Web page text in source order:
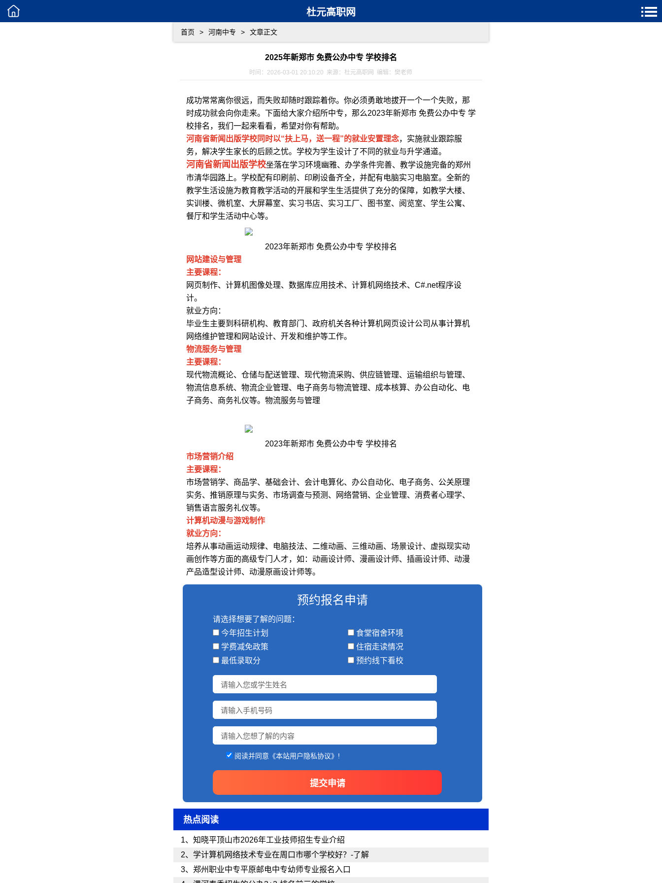
杜元高职网
首页 > 河南中专 > 文章正文
2025年新郑市 免费公办中专 学校排名
时间：2026-03-01 20:10:20 来源：杜元高职网 编辑：樊老师
成功常常离你很远，而失败却随时跟踪着你。你必须勇敢地拔开一个一个失败，那
时成功就会向你走来。下面给大家介绍所中专，那么2023年新郑市 免费公办中专 学
校排名，我们一起来看看，希望对你有帮助。
河南省新闻出版学校同时以“扶上马，送一程”的就业安置理念，实施就业跟踪服
务，解决学生家长的后顾之忧。学校为学生设计了不同的就业与升学通道。
河南省新闻出版学校坐落在学习环境幽雅、办学条件完善、教学设施完备的郑州
市清华园路上。学校配有印刷前、印刷设备齐全，并配有电脑实习电脑室。全新的
教学生活设施为教育教学活动的开展和学生生活提供了充分的保障，如教学大楼、
实训楼、微机室、大屏幕室、实习书店、实习工厂、图书室、阅览室、学生公寓、
餐厅和学生活动中心等。
2023年新郑市 免费公办中专 学校排名
网站建设与管理
主要课程：
网页制作、计算机图像处理、数据库应用技术、计算机网络技术、C#.net程序设
计。
就业方向：
毕业生主要到科研机构、教育部门、政府机关各种计算机网页设计公司从事计算机
网络维护管理和网站设计、开发和维护等工作。
物流服务与管理
主要课程：
现代物流概论、仓储与配送管理、现代物流采购、供应链管理、运输组织与管理、
物流信息系统、物流企业管理、电子商务与物流管理、成本核算、办公自动化、电
子商务、商务礼仪等。物流服务与管理
2023年新郑市 免费公办中专 学校排名
市场营销介绍
主要课程：
市场营销学、商品学、基础会计、会计电算化、办公自动化、电子商务、公关原理
实务、推销原理与实务、市场调查与预测、网络营销、企业管理、消费者心理学、
销售语言服务礼仪等。
计算机动漫与游戏制作
就业方向：
培养从事动画运动规律、电脑技法、二维动画、三维动画、场景设计、虚拟现实动
画创作等方面的高级专门人才，如：动画设计师、漫画设计师、插画设计师、动漫
产品造型设计师、动漫原画设计师等。
预约报名申请
请选择想要了解的问题：
今年招生计划
食堂宿舍环境
学费减免政策
住宿走读情况
最低录取分
预约线下看校
阅读并同意《本站用户隐私协议》!
热点阅读
1、 知晓平顶山市2026年工业技师招生专业介绍
2、 学计算机网络技术专业在周口市哪个学校好？-了解
3、 郑州职业中专平原邮电中专幼师专业报名入口